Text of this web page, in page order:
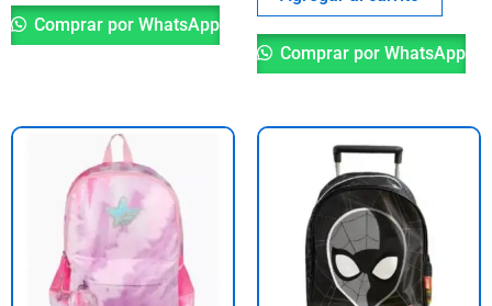
Comprar por WhatsApp
Comprar por WhatsApp